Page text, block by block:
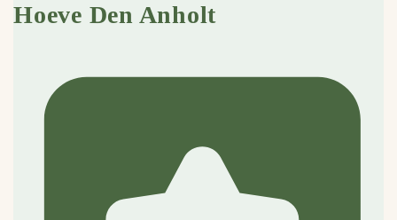
Hoeve Den Anholt